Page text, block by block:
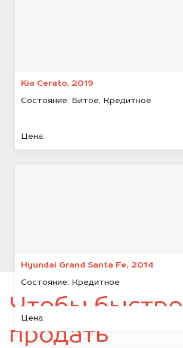
Kia Cerato, 2019
Состояние: Битое, Кредитное
Цена:
Hyundai Grand Santa Fe, 2014
Состояние: Кредитное
Цена:
Чтобы быстро
продать